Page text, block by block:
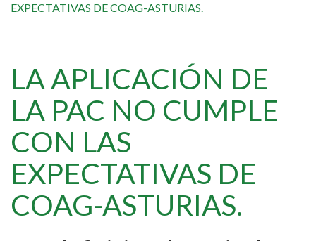
EXPECTATIVAS DE COAG-ASTURIAS.
LA APLICACIÓN DE
LA PAC NO CUMPLE
CON LAS
EXPECTATIVAS DE
COAG-ASTURIAS.